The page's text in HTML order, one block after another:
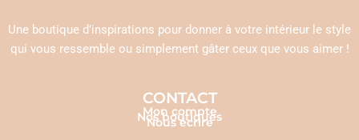
Une boutique d’inspirations pour donner à votre intérieur le style
qui vous ressemble ou simplement gâter ceux que vous aimer !
CONTACT
Mon compte
Nos boutiques
Nous écrire